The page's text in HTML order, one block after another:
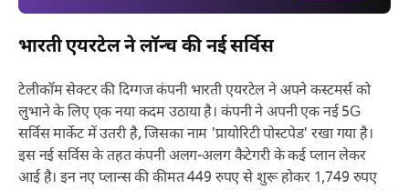
भारती एयरटेल ने लॉन्च की नई सर्विस
टेलीकॉम सेक्टर की दिग्गज कंपनी भारती एयरटेल ने अपने कस्टमर्स को
लुभाने के लिए एक नया कदम उठाया है। कंपनी ने अपनी एक नई 5G
सर्विस मार्केट में उतरी है, जिसका नाम 'प्रायोरिटी पोस्टपेड' रखा गया है।
इस नई सर्विस के तहत कंपनी अलग-अलग कैटेगरी के कई प्लान लेकर
आई है। इन नए प्लान्स की कीमत 449 रुपए से शुरू होकर 1,749 रुपए